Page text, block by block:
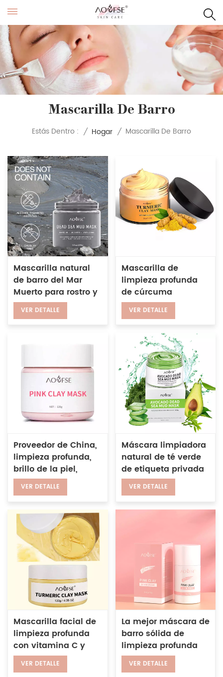
Mascarilla De Barro
Estás Dentro : / Hogar / Mascarilla De Barro
Mascarilla natural
de barro del Mar
Muerto para rostro y
cuerpo.
VER DETALLE
Mascarilla de
limpieza profunda
de cúrcuma
orgánica con control
de aceite de
suave y logotipo
personalizado
VER DETALLE
Proveedor de China,
limpieza profunda,
brillo de la piel,
mascarilla de arcilla
rosa, mascarilla de
blanqueadora de
caolín
VER DETALLE
Máscara limpiadora
natural de té verde
de etiqueta privada
Máscara orgánica
vegana de barro de
VER DETALLE
Mascarilla facial de
limpieza profunda
con vitamina C y
jengibre, exfoliante
para puntos negros,
VER DETALLE
La mejor máscara de
barro sólida de
limpieza profunda
de rosa natural,
palo, eliminación de
VER DETALLE